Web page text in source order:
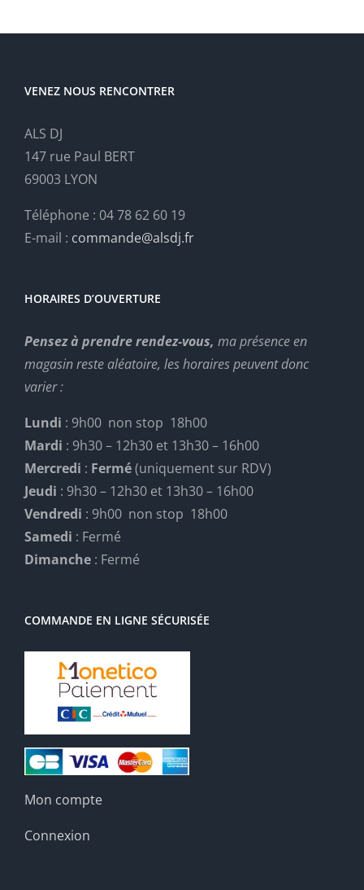
VENEZ NOUS RENCONTRER
ALS DJ
147 rue Paul BERT
69003 LYON
Téléphone : 04 78 62 60 19
E-mail : commande@alsdj.fr
HORAIRES D’OUVERTURE
Pensez à prendre rendez-vous, ma présence en
magasin reste aléatoire, les horaires peuvent donc
varier :
Lundi : 9h00 non stop 18h00
Mardi : 9h30 – 12h30 et 13h30 – 16h00
Mercredi : Fermé(uniquement sur RDV)
Jeudi : 9h30 – 12h30 et 13h30 – 16h00
Vendredi : 9h00 non stop 18h00
Samedi : Fermé
Dimanche : Fermé
COMMANDE EN LIGNE SÉCURISÉE
Mon compte
Connexion